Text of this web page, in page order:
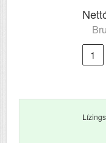
Tömeg
Méretek (ma x